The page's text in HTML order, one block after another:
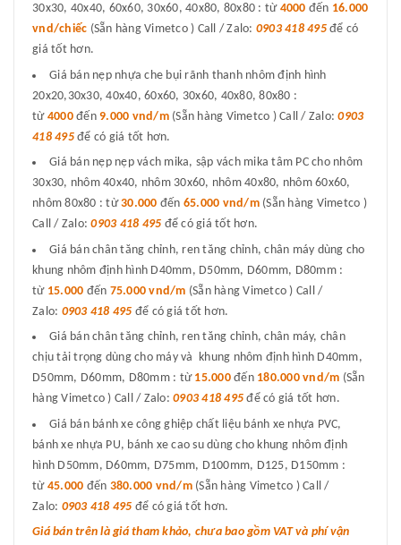
30x30, 40x40, 60x60, 30x60, 40x80, 80x80 : từ 4000 đến 16.000
vnd/chiếc (Sẵn hàng Vimetco ) Call / Zalo: 0903 418 495để có
giá tốt hơn.
Giá bán nẹp nhựa che bụi rãnh thanh nhôm định hình
20x20,30x30, 40x40, 60x60, 30x60, 40x80, 80x80 :
từ 4000đến 9.000 vnd/m(Sẵn hàng Vimetco ) Call / Zalo:0903
418 495để có giá tốt hơn.
Giá bán nẹp nẹp vách mika, sập vách mika tâm PC cho nhôm
30x30, nhôm 40x40, nhôm 30x60, nhôm 40x80, nhôm 60x60,
nhôm 80x80 : từ30.000 đến 65.000 vnd/m(Sẵn hàng Vimetco )
Call / Zalo:0903 418 495 để có giá tốt hơn.
Giá bán chân tăng chỉnh, ren tăng chỉnh, chân máy dùng cho
khung nhôm định hình D40mm, D50mm, D60mm, D80mm :
từ 15.000 đến 75.000 vnd/m (Sẵn hàng Vimetco ) Call /
Zalo: 0903 418 495 để có giá tốt hơn.
Giá bán chân tăng chỉnh, ren tăng chỉnh, chân máy, chân
chịu tải trọng dùng cho máy và khung nhôm định hình D40mm,
D50mm, D60mm, D80mm : từ 15.000đến 180.000 vnd/m (Sẵn
hàng Vimetco ) Call / Zalo: 0903 418 495 để có giá tốt hơn.
Giá bán bánh xe công ghiệp chất liệu bánh xe nhựa PVC,
bánh xe nhựa PU, bánh xe cao su dùng cho khung nhôm định
hình D50mm, D60mm, D75mm, D100mm, D125, D150mm :
từ 45.000 đến 380.000 vnd/m(Sẵn hàng Vimetco ) Call /
Zalo: 0903 418 495 để có giá tốt hơn.
Giá bán trên là giá tham khảo, chưa bao gồm VAT và phí vận